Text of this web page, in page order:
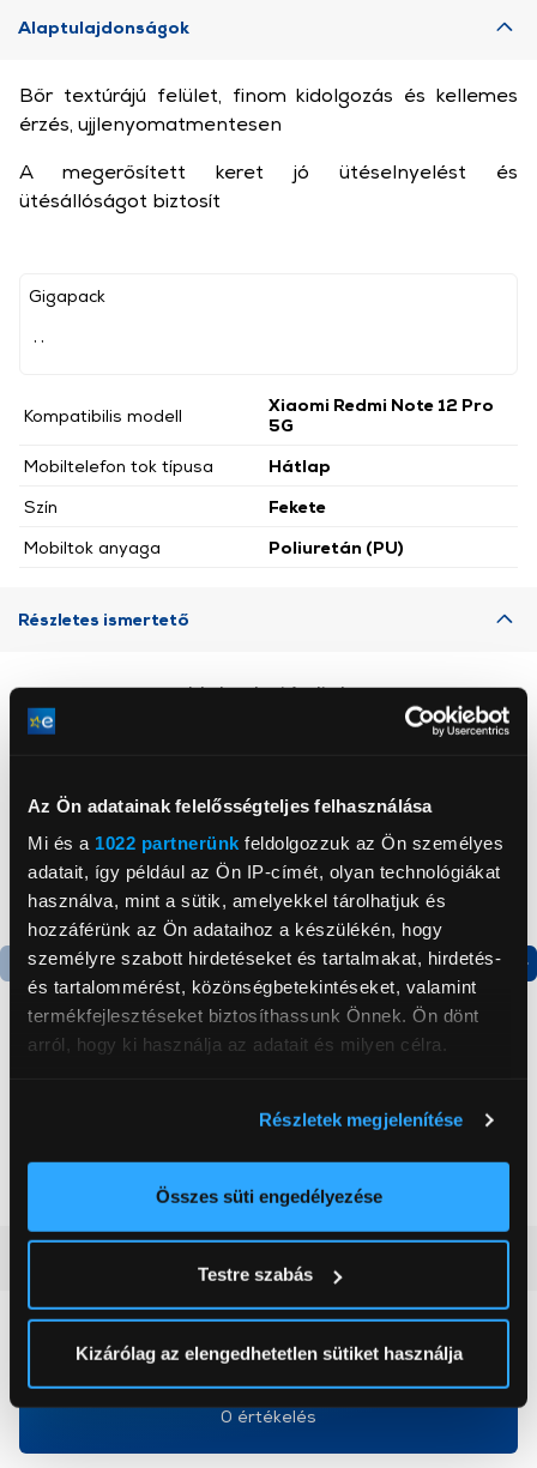
Az Ön adatainak felelősségteljes felhasználása
Mi és a 1022 partnerünk feldolgozzuk az Ön személyes
adatait, így például az Ön IP-címét, olyan technológiákat
használva, mint a sütik, amelyekkel tárolhatjuk és
hozzáférünk az Ön adataihoz a készülékén, hogy
személyre szabott hirdetéseket és tartalmakat, hirdetés-
és tartalommérést, közönségbetekintéseket, valamint
termékfejlesztéseket biztosíthassunk Önnek. Ön dönt
arról, hogy ki használja az adatait és milyen célra.
elhelyezkedéséről pár méteres pontossággal
Az Ön készülékén beazonosítása annak konkrét
módjairól és adja meg preferenciáit aRészletek
pontban. Bármikor módosíthatja vagy visszavonhatja a
Sütinyilatkozathoz való hozzájárulását.
okat használ, melyeket az Ön gépén tárol a rendszer. A
cookie-k személyazonosítására nem alkalmasak,
Részletek megjelenítése
Összes süti engedélyezése
Testre szabás
Kizárólag az elengedhetetlen sütiket használja
Alaptulajdonságok
Gigapack
Kompatibilis modell
Xiaomi Redmi Note 12 Pro
5G
Mobiltelefon tok típusa
Hátlap
Szín
Fekete
Mobiltok anyaga
Poliuretán (PU)
Bőr textúrájú felület, finom kidolgozás és kellemes
érzés, ujjlenyomatmentesen
A megerősített keret jó ütéselnyelést és
ütésállóságot biztosít
Részletes ismertető
Neked ajánljuk
Termék adatlap
199 999 Ft
Termék adatlap
kombinált hűtőszekrény
179 999 Ft
0
0 értékelés